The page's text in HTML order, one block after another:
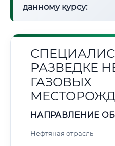
данному курсу:
РАЗВЕДКЕ
ГАЗОВЫХ
НАПРАВЛЕНИЕ
Нефтяная отрасль